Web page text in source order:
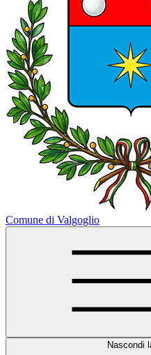
Comune di Valgoglio
Nascondi